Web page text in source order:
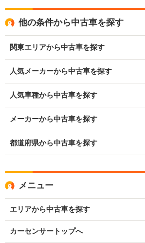
他の条件から中古車を探す
関東エリアから中古車を探す
人気メーカーから中古車を探す
人気車種から中古車を探す
メーカーから中古車を探す
都道府県から中古車を探す
メニュー
エリアから中古車を探す
カーセンサートップへ